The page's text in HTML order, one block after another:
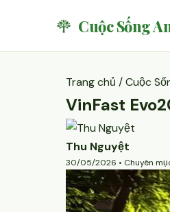
Cuộc Sống
Trang chủ /Cuộc
VinFast
Thu Nguyệt
30/05/2026 • Chuyên